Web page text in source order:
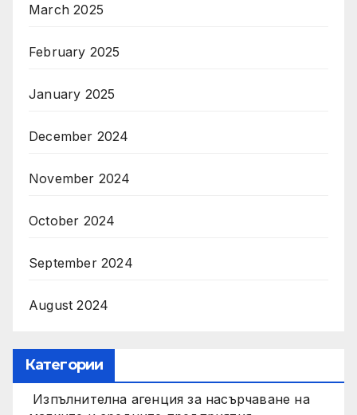
March 2025
February 2025
January 2025
December 2024
November 2024
October 2024
September 2024
August 2024
Категории
Изпълнителна агенция за насърчаване на